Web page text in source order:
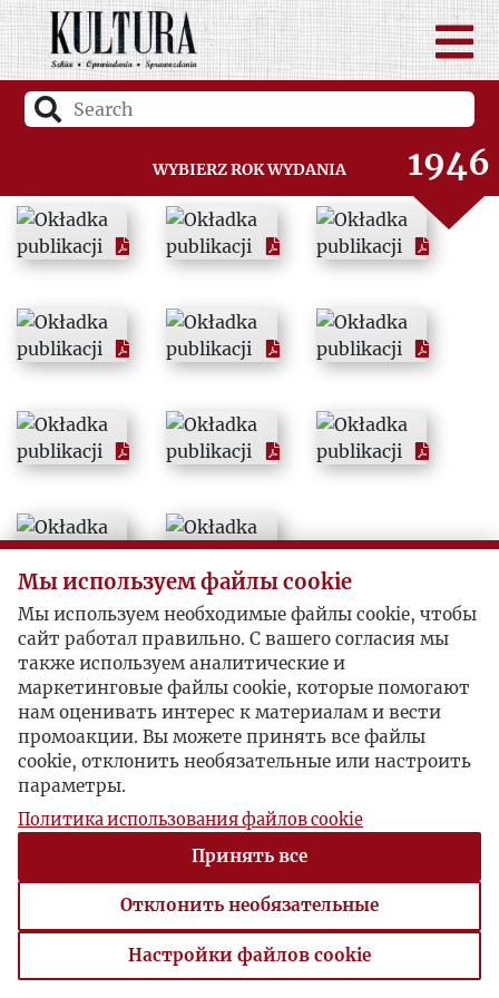
Wybierz rok wydania
1946
1947
1949
1950
1951
1952
1954
1955
1956
1957
1958
Мы используем файлы cookie
Мы используем необходимые файлы cookie, чтобы
сайт работал правильно. С вашего согласия мы
также используем аналитические и
маркетинговые файлы cookie, которые помогают
нам оценивать интерес к материалам и вести
промоакции. Вы можете принять все файлы
cookie, отклонить необязательные или настроить
параметры.
Политика использования файлов cookie
Принять все
Отклонить необязательные
Настройки файлов cookie
Настройки файлов cookie